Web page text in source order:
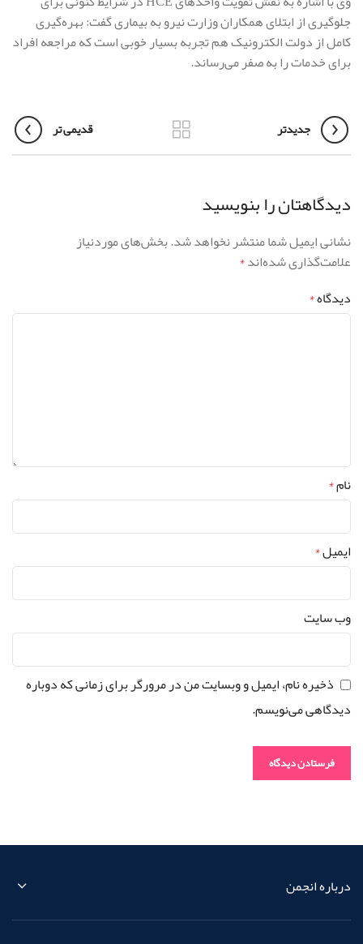
جلوگیری از ابتلای همکاران وزارت نیرو به بیماری گفت: بهره‌گیری
کامل از دولت الکترونیک هم تجربه بسیار خوبی است که مراجعه افراد
برای خدمات را به صفر می‌رساند.
جدیدتر قدیمی تر
دیدگاهتان را بنویسید
نشانی ایمیل شما منتشر نخواهد شد.بخش‌های موردنیاز
علامت‌گذاری شده‌اند*
دیدگاه*
نام*
ایمیل*
وب‌ سایت
ذخیره نام، ایمیل و وبسایت من در مرورگر برای زمانی که دوباره
دیدگاهی می‌نویسم.
درباره انجمن